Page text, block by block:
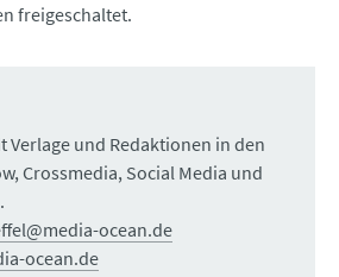
freigeschaltet.
Verlage und Redaktionen in den
Crossmedia, Social Media und
ocean.de
ocean.de